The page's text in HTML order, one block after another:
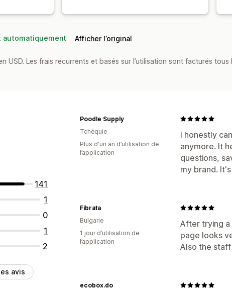
Afficher l’original
USD. Les frais récurrents et basés sur l’utilisation sont facturés tous
141
1
0
1
2
avis
I honestly
anymore. It
questions,
my brand.
Poodle Supply
Tchéquie
Plus d'un an d’utilisation de
l’application
After trying a
page looks
Also the
Fibrata
Bulgarie
1 jour d’utilisation de
l’application
ecobox.do